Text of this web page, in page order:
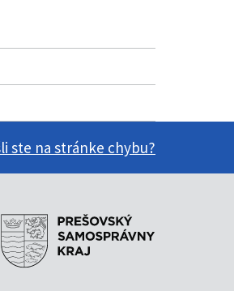
ste na stránke chybu?